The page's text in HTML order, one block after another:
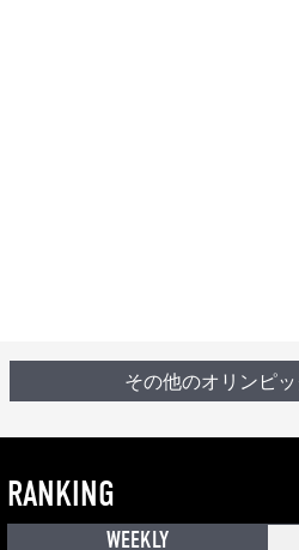
その他のオリンピ
RANKING
WEEKLY